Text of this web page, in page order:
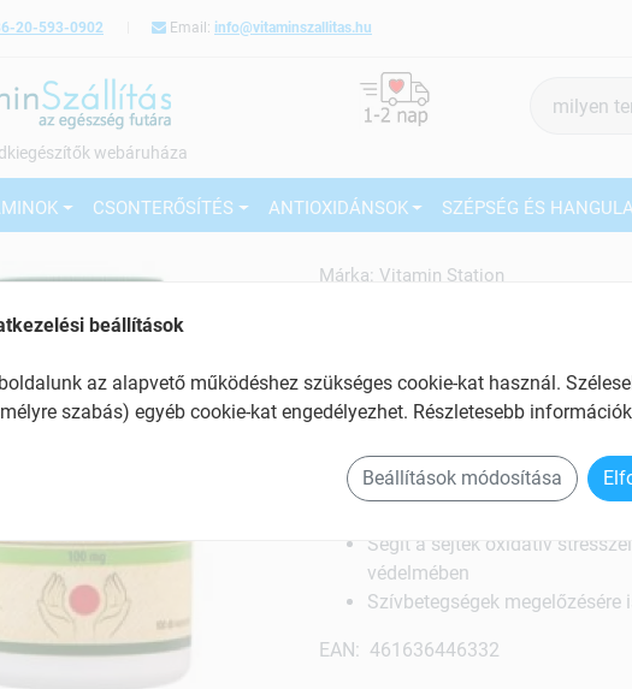
20-593-0902 Email: info@vitaminszallitas.hu
webáruháza
keresés
CSONTERŐSÍTÉS ANTIOXIDÁNSOK SZÉPSÉG ÉS
Márka: Vitamin Station
Biztosítja a megfelelő
előálljtását
Tartalom: 100 db
Hozzájárul a magas
Segít a sejtek oxidatív
védelmében
Szívbetegségek megelőzésére
EAN: 461636446332
beállítások
az alapvető működéshez szükséges cookie-kat használ.
szabás) egyéb cookie-kat engedélyezhet. Részletesebb
Beállítások módosítása